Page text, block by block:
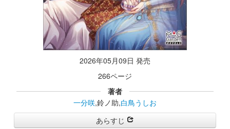
2026年05月09日 発売
266ページ
著者
一分咲,鈴ノ助,白鳥うしお
あらすじ